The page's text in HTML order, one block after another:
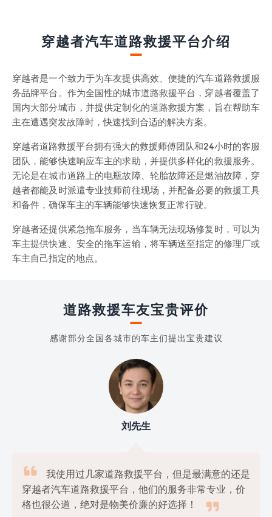
穿越者汽车道路救援平台介绍
穿越者是一个致力于为车友提供高效、便捷的汽车道路救援服
务品牌平台。作为全国性的城市道路救援平台，穿越者覆盖了
国内大部分城市，并提供定制化的道路救援方案，旨在帮助车
主在遭遇突发故障时，快速找到合适的解决方案。
穿越者道路救援平台拥有强大的救援师傅团队和24小时的客服
团队，能够快速响应车主的求助，并提供多样化的救援服务。
无论是在城市道路上的电瓶故障、轮胎故障还是燃油故障，穿
越者都能及时派遣专业技师前往现场，并配备必要的救援工具
和备件，确保车主的车辆能够快速恢复正常行驶。
穿越者还提供紧急拖车服务，当车辆无法现场修复时，可以为
车主提供快速、安全的拖车运输，将车辆送至指定的修理厂或
车主自己指定的地点。
道路救援车友宝贵评价
感谢部分全国各城市的车主们提出宝贵建议
刘先生

我使用过几家道路救援平台，但是最满意的还是
穿越者汽车道路救援平台，他们的服务非常专业，价
格也很公道，绝对是物美价廉的好选择！
